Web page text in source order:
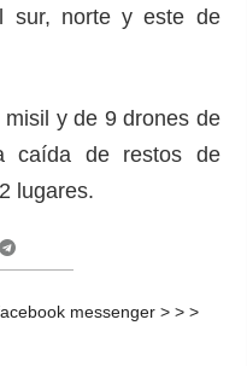
sur, norte y este de
y de 9 drones de
caída de restos de
lugares.
messenger > > >